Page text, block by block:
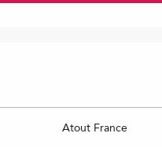
Atout France